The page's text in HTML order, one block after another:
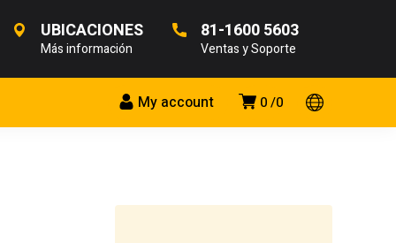
UBICACIONES
Más información
81-1600 5603
Ventas y Soporte
0 0
My account